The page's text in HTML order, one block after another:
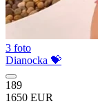
3 foto
Dianocka 💝
189
1650 EUR